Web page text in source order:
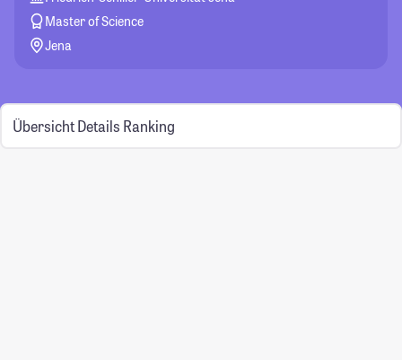
Master of Science
Jena
Übersicht Details Ranking